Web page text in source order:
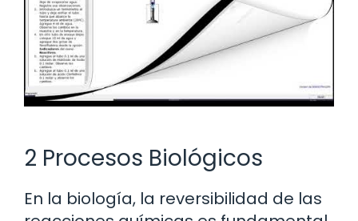
2 Procesos Biológicos
En la biología, la reversibilidad de las